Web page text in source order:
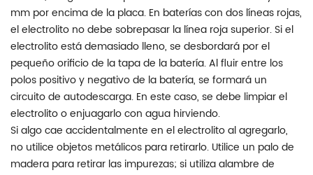
mm por encima de la placa. En baterías con dos líneas rojas,
el electrolito no debe sobrepasar la línea roja superior. Si el
electrolito está demasiado lleno, se desbordará por el
pequeño orificio de la tapa de la batería. Al fluir entre los
polos positivo y negativo de la batería, se formará un
circuito de autodescarga. En este caso, se debe limpiar el
electrolito o enjuagarlo con agua hirviendo.
Si algo cae accidentalmente en el electrolito al agregarlo,
no utilice objetos metálicos para retirarlo. Utilice un palo de
madera para retirar las impurezas; si utiliza alambre de